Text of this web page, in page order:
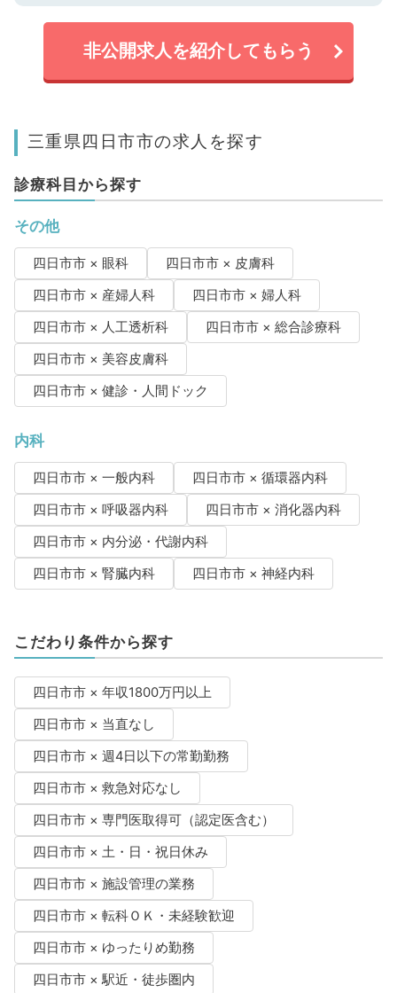
非公開求人を紹介してもらう
三重県四日市市の求人を探す
診療科目から探す
その他
四日市市 × 眼科
四日市市 × 皮膚科
四日市市 × 産婦人科
四日市市 × 婦人科
四日市市 × 人工透析科
四日市市 × 総合診療科
四日市市 × 美容皮膚科
四日市市 × 健診・人間ドック
内科
四日市市 × 一般内科
四日市市 × 循環器内科
四日市市 × 呼吸器内科
四日市市 × 消化器内科
四日市市 × 内分泌・代謝内科
四日市市 × 腎臓内科
四日市市 × 神経内科
こだわり条件から探す
四日市市 × 年収1800万円以上
四日市市 × 当直なし
四日市市 × 週4日以下の常勤勤務
四日市市 × 救急対応なし
四日市市 × 専門医取得可（認定医含む）
四日市市 × 土・日・祝日休み
四日市市 × 施設管理の業務
四日市市 × 転科ＯＫ・未経験歓迎
四日市市 × ゆったりめ勤務
四日市市 × 駅近・徒歩圏内